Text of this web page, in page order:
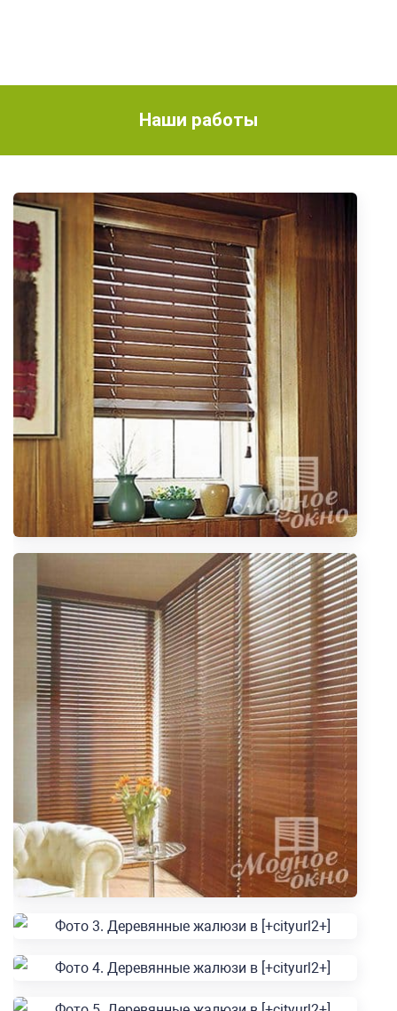
Наши работы